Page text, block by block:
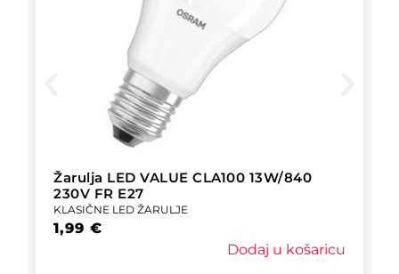
Žarulja LED VALUE CLA100 13W/840
230V FR E27
KLASIČNE LED ŽARULJE
1,99 €
Dodaj u košaricu